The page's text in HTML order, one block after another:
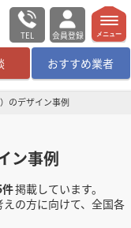
TEL 会員登録
おすすめ業者
ログイン／会員登録
メニュー
のデザイン事例
ン事例
掲載しています。
の方に向けて、全国各